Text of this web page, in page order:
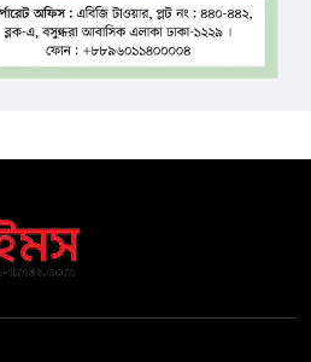
শ্রীমঙ্গলে বর্ণাঢ্য আয়োজনে
আন্তর্জাতিক আদিবাসী দিবস পালিত
যশোরে ইন্টারন্যাশনাল পিস স্কুল
বিজয়ের মানসিকতা নিয়ে বহুদূর